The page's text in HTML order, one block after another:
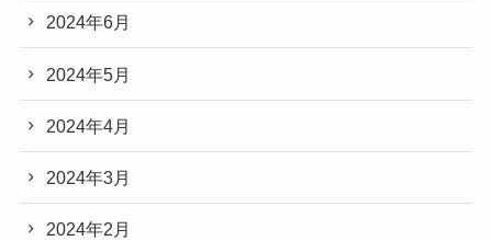
2024年6月
2024年5月
2024年4月
2024年3月
2024年2月